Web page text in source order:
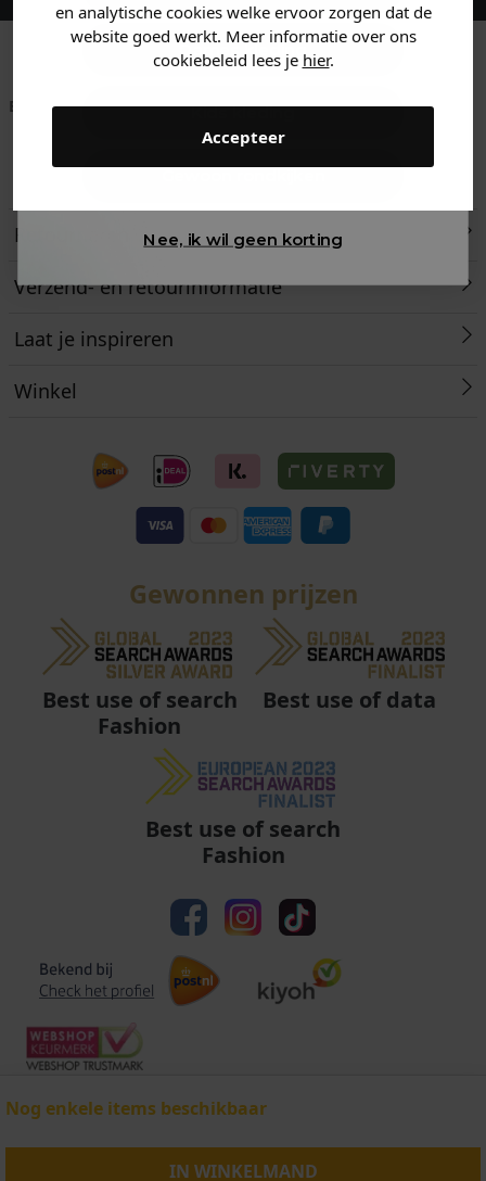
en analytische cookies welke ervoor zorgen dat de
website goed werkt. Meer informatie over ons
cookiebeleid lees je hier.
Accepteer
Nog enkele items beschikbaar
IN WINKELMAND
Betaal achteraf met
Voor 23:59 besteld
is morgen in huis!*
Klanten beoordelen
Retourneren
Verzend- en retourinformatie
Laat je inspireren
Winkel
Gewonnen prijzen
Best use of search
Fashion
Best use of data
Best use of search
Fashion
Algemene voorwaarden |
Dames kleding
Kids kleding
Nee, ik wil geen korting